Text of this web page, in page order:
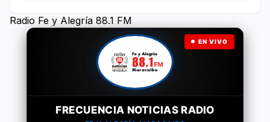
Radio Fe y Alegría 88.1 FM
EN VIVO
FRECUENCIA NOTICIAS RADIO